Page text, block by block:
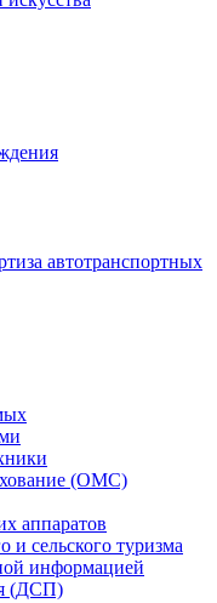
автотранспортных
(ОМС)
аппаратов
и сельского туризма
информацией
(ДСП)